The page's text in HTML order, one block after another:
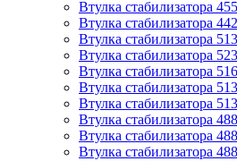
Втулка стабилизатора
Втулка стабилизатора
Втулка стабилизатора
Втулка стабилизатора
Втулка стабилизатора
Втулка стабилизатора
Втулка стабилизатора
Втулка стабилизатора
Втулка стабилизатора
Втулка стабилизатора